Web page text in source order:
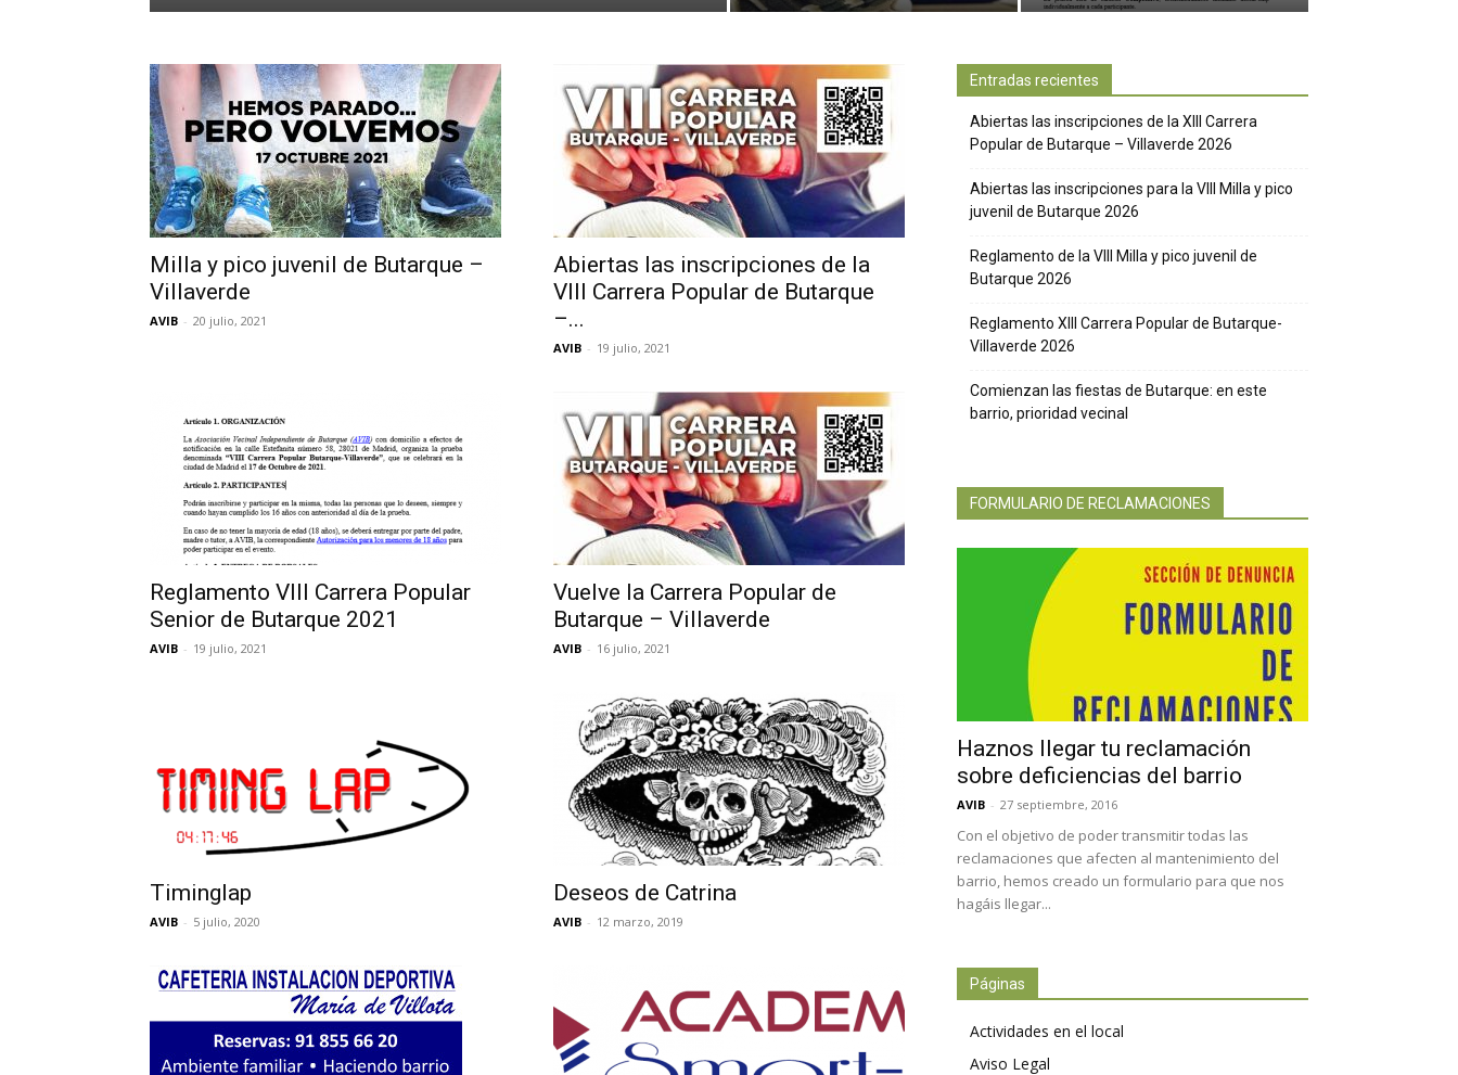
Milla y pico juvenil de Butarque –
Villaverde
AVIB - 20 julio, 2021
Abiertas las inscripciones de la
VIII Carrera Popular de Butarque
–...
AVIB - 19 julio, 2021
Reglamento VIII Carrera Popular
Senior de Butarque 2021
AVIB - 19 julio, 2021
Vuelve la Carrera Popular de
Butarque – Villaverde
AVIB - 16 julio, 2021
Timinglap
AVIB - 5 julio, 2020
Deseos de Catrina
AVIB - 12 marzo, 2019
Entradas recientes
Abiertas las inscripciones de la XIII Carrera
Popular de Butarque – Villaverde 2026
Abiertas las inscripciones para la VIII Milla y pico
juvenil de Butarque 2026
Reglamento de la VIII Milla y pico juvenil de
Butarque 2026
Reglamento XIII Carrera Popular de Butarque-
Villaverde 2026
Comienzan las fiestas de Butarque: en este
barrio, prioridad vecinal
FORMULARIO DE RECLAMACIONES
Haznos llegar tu reclamación
sobre deficiencias del barrio
AVIB - 27 septiembre, 2016
Con el objetivo de poder transmitir todas las
reclamaciones que afecten al mantenimiento del
barrio, hemos creado un formulario para que nos
hagáis llegar...
Páginas
Actividades en el local
Aviso Legal